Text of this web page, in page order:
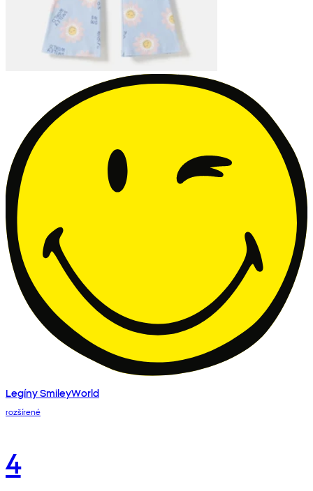
Legíny SmileyWorld
rozšírené
4